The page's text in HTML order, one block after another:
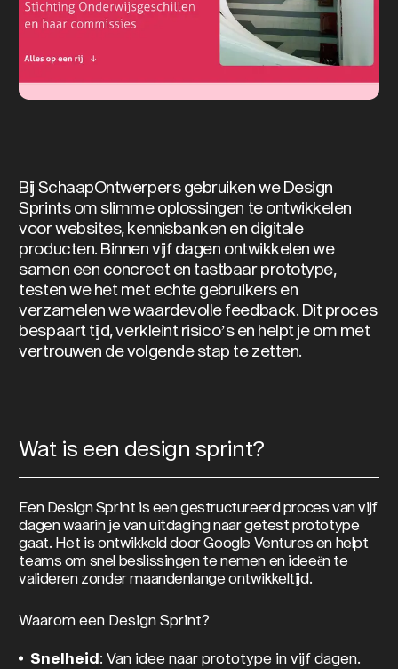
Bij SchaapOntwerpers gebruiken we Design
Sprints om slimme oplossingen te ontwikkelen
voor websites, kennisbanken en digitale
producten. Binnen vijf dagen ontwikkelen we
samen een concreet en tastbaar prototype,
testen we het met echte gebruikers en
verzamelen we waardevolle feedback. Dit proces
bespaart tijd, verkleint risico’s en helpt je om met
vertrouwen de volgende stap te zetten.
Wat is een design sprint?
Een Design Sprint is een gestructureerd proces van vijf
dagen waarin je van uitdaging naar getest prototype
gaat. Het is ontwikkeld door Google Ventures en helpt
teams om snel beslissingen te nemen en ideeën te
valideren zonder maandenlange ontwikkeltijd.
Waarom een Design Sprint?
Snelheid: Van idee naar prototype in vijf dagen.